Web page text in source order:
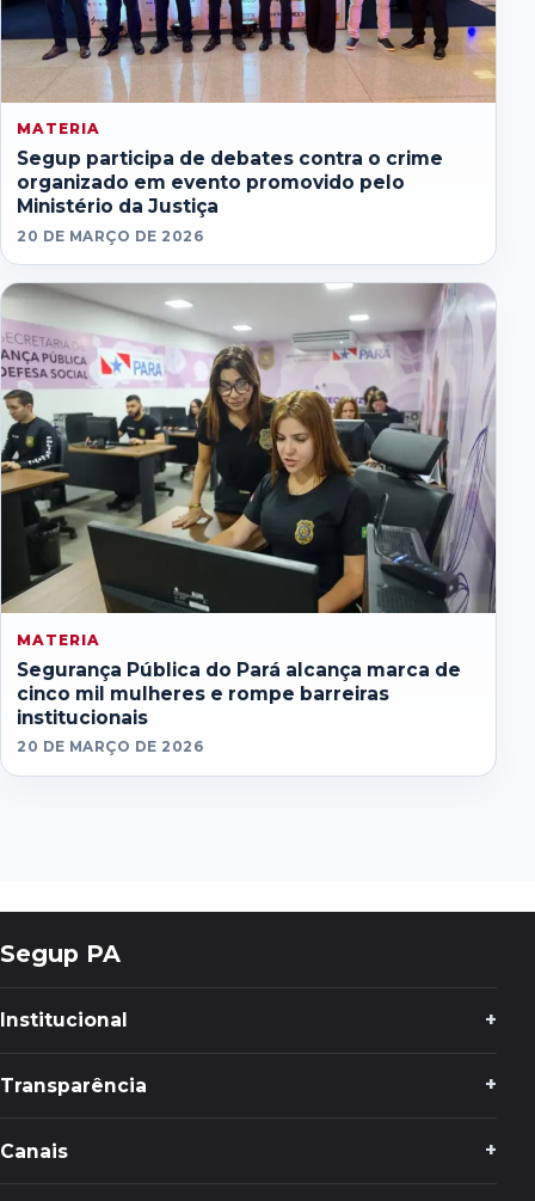
MATERIA
Segup participa de debates contra o crime
organizado em evento promovido pelo
Ministério da Justiça
20 DE MARÇO DE 2026
MATERIA
Segurança Pública do Pará alcança marca de
cinco mil mulheres e rompe barreiras
institucionais
20 DE MARÇO DE 2026
Segup PA
Institucional
Transparência
Canais